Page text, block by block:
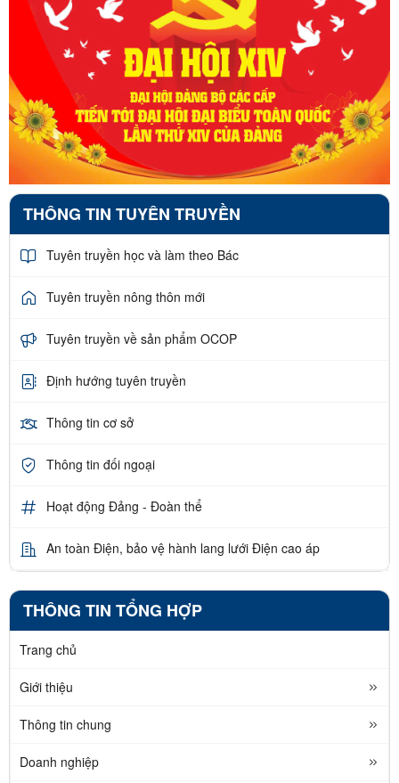
THÔNG TIN TUYÊN TRUYỀN
Tuyên truyền học và làm theo Bác
Tuyên truyền nông thôn mới
Tuyên truyền về sản phẩm OCOP
Định hướng tuyên truyền
Thông tin cơ sở
Thông tin đối ngoại
Hoạt động Đảng - Đoàn thể
An toàn Điện, bảo vệ hành lang lưới Điện cao áp
THÔNG TIN TỔNG HỢP
Trang chủ
Giới thiệu
Thông tin chung
Doanh nghiệp